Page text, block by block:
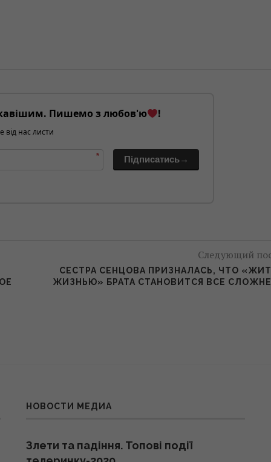
Пишемо з любов'ю !
від нас листи
* Підписатись→
Следующий
СЕСТРА СЕНЦОВА ПРИЗНАЛАСЬ, ЧТО
ЖИЗНЬЮ» БРАТА СТАНОВИТСЯ ВСЕ
НОВОСТИ МЕДИА
Злети та падіння. Топові події